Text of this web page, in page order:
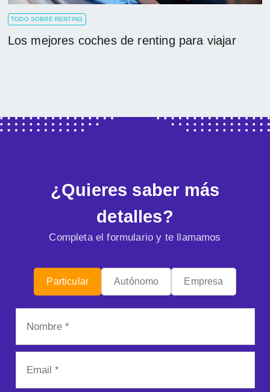
TODO SOBRE RENTING
Los mejores coches de renting para viajar
¿Quieres saber más
detalles?
Completa el formulario y te llamamos
Particular Autónomo Empresa